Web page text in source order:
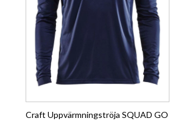
Craft Uppvärmningströja SQUAD GO